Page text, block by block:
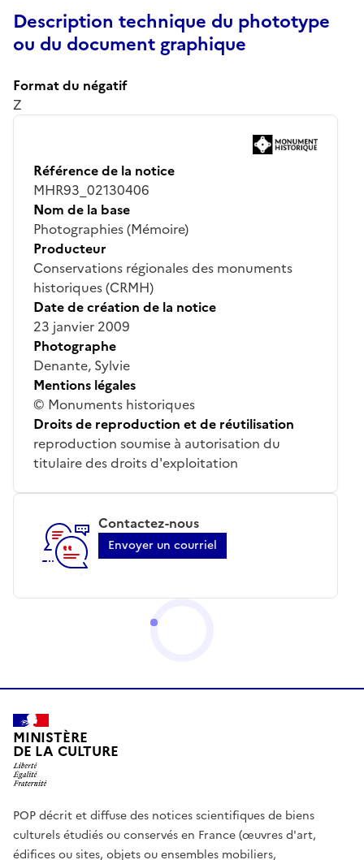
Description technique du phototype
ou du document graphique
Format du négatif
Z
Référence de la notice
MHR93_02130406
Nom de la base
Photographies (Mémoire)
Producteur
Conservations régionales des monuments
historiques (CRMH)
Date de création de la notice
23 janvier 2009
Photographe
Denante, Sylvie
Mentions légales
© Monuments historiques
Droits de reproduction et de réutilisation
reproduction soumise à autorisation du
titulaire des droits d'exploitation
Contactez-nous
Envoyer un courriel
MINISTÈRE
DE LA CULTURE
POP décrit et diffuse des notices scientifiques de biens
culturels étudiés ou conservés en France (œuvres d'art,
édifices ou sites, objets ou ensembles mobiliers,